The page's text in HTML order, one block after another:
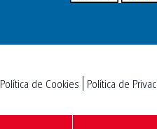
Política de Cookies Política de